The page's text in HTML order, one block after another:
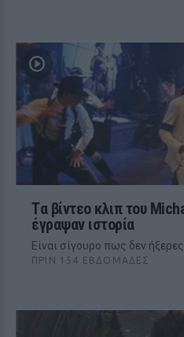
Tα βίντεο κλιπ του
έγραψαν ιστορία
Eίναι σίγουρο πως δεν
ΠΡΙΝ 154 ΕΒΔΟΜΆΔΕΣ